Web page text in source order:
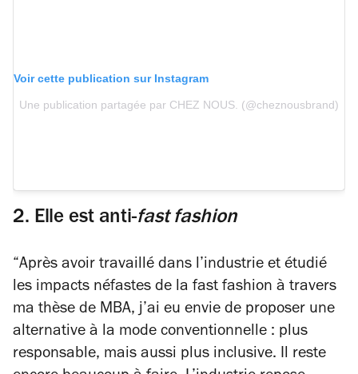
Voir cette publication sur Instagram
Une publication partagée par CHEZ NOUS. (@cheznousbrand)
2. Elle est anti-fast fashion
Après avoir travaillé dans l’industrie et étudié
les impacts néfastes de la fast fashion à travers
ma thèse de MBA, j’ai eu envie de proposer une
alternative à la mode conventionnelle : plus
responsable, mais aussi plus inclusive. Il reste